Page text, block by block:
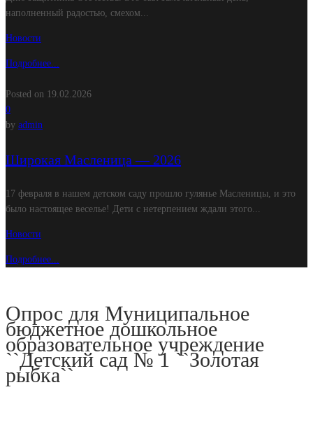
наполненный радостью, смехом...
Новости
Подробнее...
Posted on 19.02.2026
0
by admin
Широкая Масленица — 2026
17 февраля в нашем детском саду прошло гулянье Масленицы, и это
было настоящее веселье! Дети с нетерпением ждали этого...
Новости
Подробнее...
Опрос для Муниципальное
бюджетное дошкольное
образовательное учреждение
``Детский сад № 1 ``Золотая
рыбка``